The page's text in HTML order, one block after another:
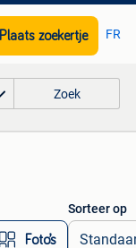
Plaats zoekertje FR
Zoek
Foto’s
Sorteer op